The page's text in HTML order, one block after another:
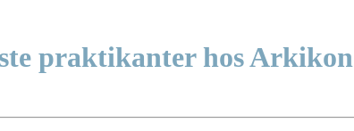
praktikanter hos Arkikon